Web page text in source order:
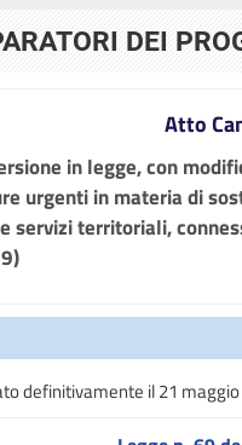
DEI
Atto
in legge, con
urgenti in materia di
servizi territoriali,
definitivamente il 21